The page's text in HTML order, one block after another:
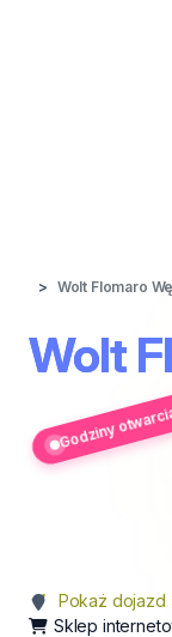
Wolt Flomaro
Wolt
Godziny
Pokaż dojazd
Sklep